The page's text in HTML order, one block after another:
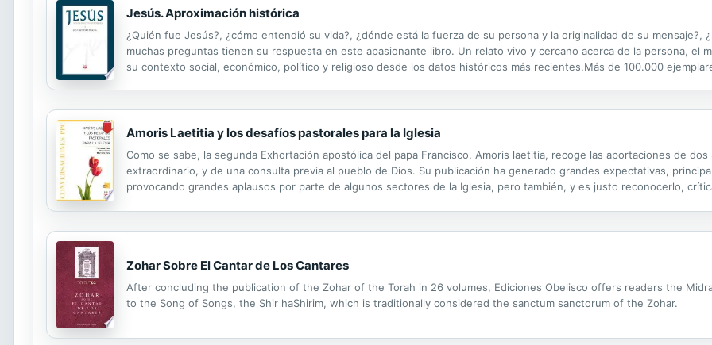
Jesús. Aproximación histórica
¿Quién fue Jesús?, ¿cómo entendió su vida?, ¿dónde está la fuerza de su persona y la originalidad de su mensaje?,
muchas preguntas tienen su respuesta en este apasionante libro. Un relato vivo y cercano acerca de la persona, el
su contexto social, económico, político y religioso desde los datos históricos más recientes.Más de 100.000
Amoris Laetitia y los desafíos pastorales para la Iglesia
Como se sabe, la segunda Exhortación apostólica del papa Francisco, Amoris laetitia, recoge las aportaciones de
extraordinario, y de una consulta previa al pueblo de Dios. Su publicación ha generado grandes expectativas,
provocando grandes aplausos por parte de algunos sectores de la Iglesia, pero también, y es justo reconocerlo,
Zohar Sobre El Cantar de Los Cantares
After concluding the publication of the Zohar of the Torah in 26 volumes, Ediciones Obelisco offers readers the
to the Song of Songs, the Shir haShirim, which is traditionally considered the sanctum sanctorum of the Zohar.